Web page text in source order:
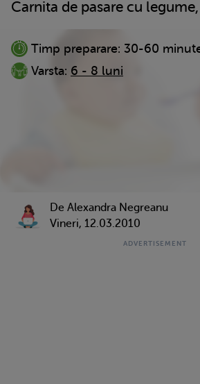
Carnita de pasare cu
Timp preparare: 30-60
Varsta: 6 - 8 luni
De Alexandra Negreanu
Vineri, 12.03.2010